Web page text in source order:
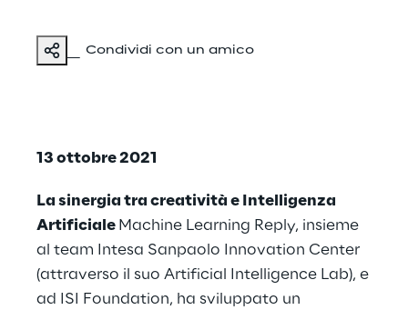
Condividi con un amico
13 ottobre 2021
La sinergia tra creatività e Intelligenza
Artificiale Machine Learning Reply, insieme
al team Intesa Sanpaolo Innovation Center
(attraverso il suo Artificial Intelligence Lab), e
ad ISI Foundation, ha sviluppato un